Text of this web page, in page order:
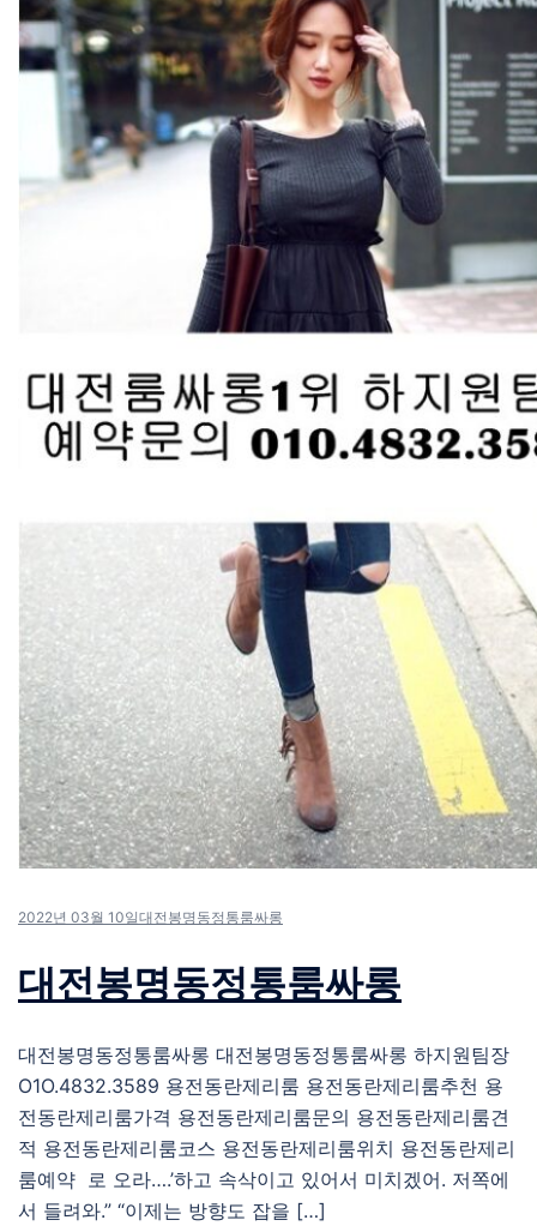
2022년 03월 10일대전봉명동정통룸싸롱
대전봉명동정통룸싸롱
대전봉명동정통룸싸롱 대전봉명동정통룸싸롱 하지원팀장
O1O.4832.3589 용전동란제리룸 용전동란제리룸추천 용
전동란제리룸가격 용전동란제리룸문의 용전동란제리룸견
적 용전동란제리룸코스 용전동란제리룸위치 용전동란제리
룸예약 로 오라….’하고 속삭이고 있어서 미치겠어. 저쪽에
서 들려와.” “이제는 방향도 잡을 […]